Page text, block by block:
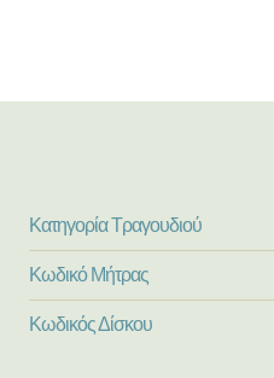
Κατηγορία Τραγουδιού
Κωδικό Μήτρας
Κωδικός Δίσκου